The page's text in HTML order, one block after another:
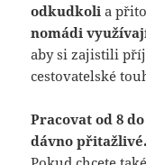
odkudkoli a
nomádi
aby si zajistili
cestovatelské
Pracovat od 8
dávno přitažlivé.